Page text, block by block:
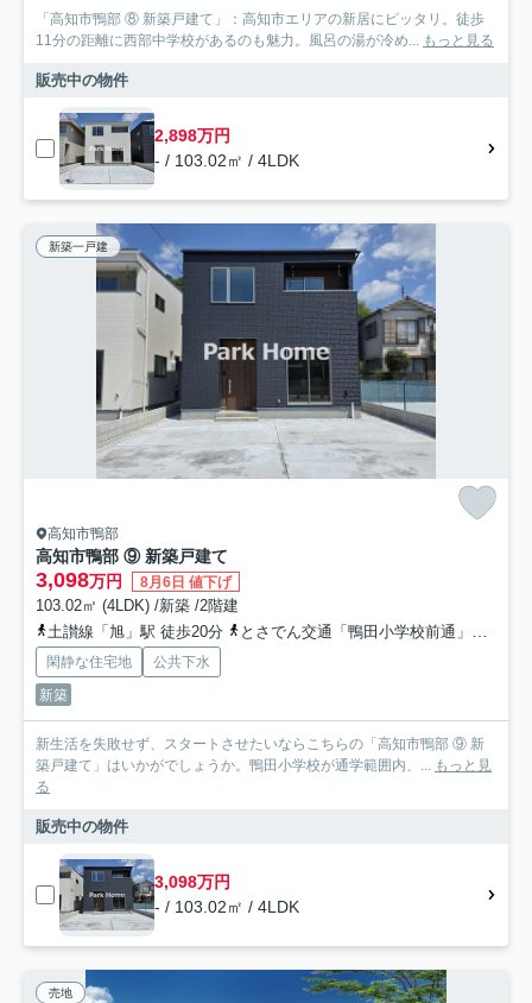
「高知市鴨部 ⑧ 新築戸建て」：高知市エリアの新居にピッタリ。徒歩
11分の距離に西部中学校があるのも魅力。風呂の湯が冷め... もっと見る
販売中の物件
2,898万円
- / 103.02㎡ / 4LDK
新築一戸建
高知市鴨部
高知市鴨部 ⑨ 新築戸建て
3,098万円 8月6日 値下げ
103.02㎡ (4LDK) /新築 /2階建
土讃線「旭」駅 徒歩20分
とさでん交通「鴨田小学校前通」バス停下車 徒歩6分
閑静な住宅地
公共下水
新築
新生活を失敗せず、スタートさせたいならこちらの「高知市鴨部 ⑨ 新
築戸建て」はいかがでしょうか。鴨田小学校が通学範囲内、... もっと見
る
販売中の物件
3,098万円
- / 103.02㎡ / 4LDK
売地